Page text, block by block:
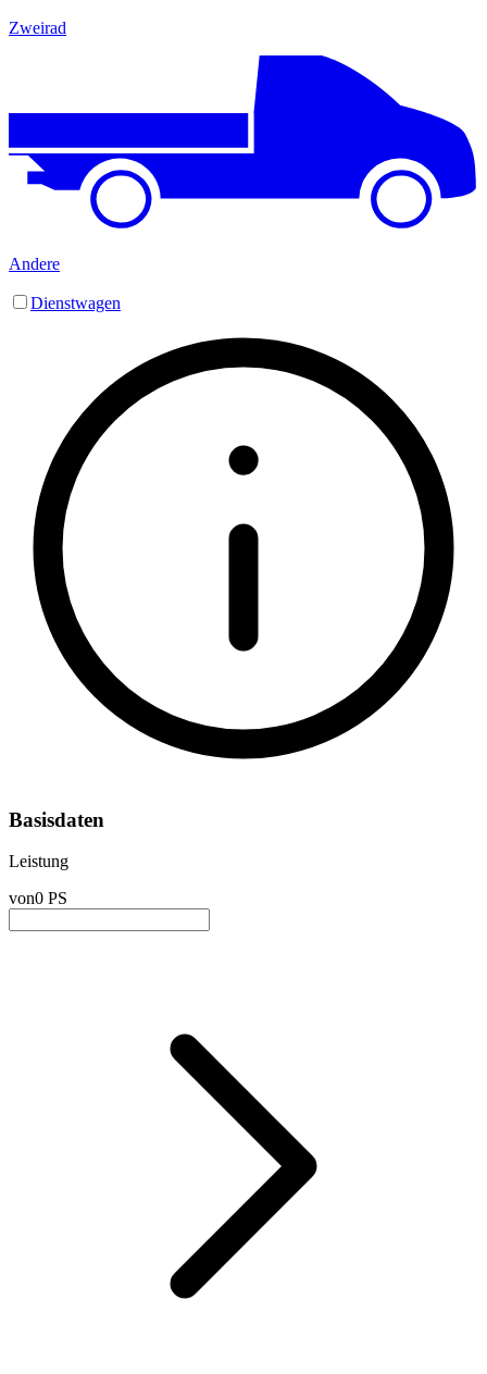
Zweirad
Andere
Dienstwagen
Basisdaten
Leistung
von0 PS